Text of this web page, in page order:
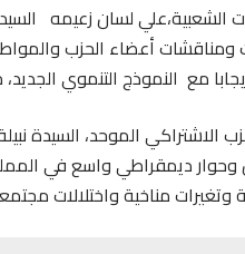
الشعبية،علي لسان زعيمه
ومناقشات أعضاء الحزب
مع النموذج التنموي الجديد،
الاشتراكي الموحد، السيدة
ديمقراطي واسع في
مناخية واختلالات